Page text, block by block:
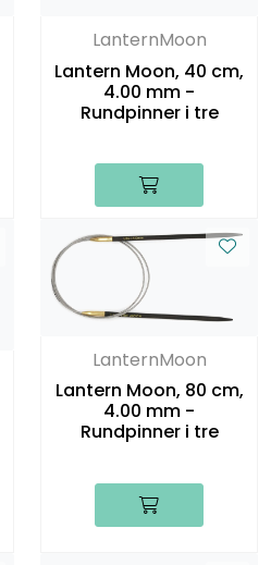
LanternMoon
Lantern Moon, 40 cm,
4.00 mm -
Rundpinner i tre
LanternMoon
Lantern Moon, 80 cm,
4.00 mm -
Rundpinner i tre